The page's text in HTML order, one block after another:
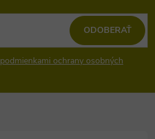
podmienkami ochrany osobných
ODOBERAŤ